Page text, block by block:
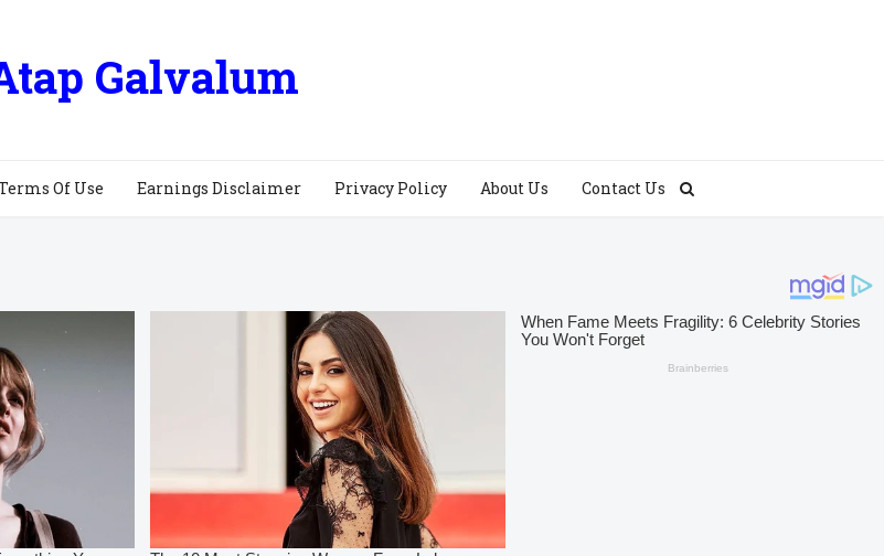
Galvalum
Of Use Earnings Disclaimer Privacy Policy About Us Contact Us